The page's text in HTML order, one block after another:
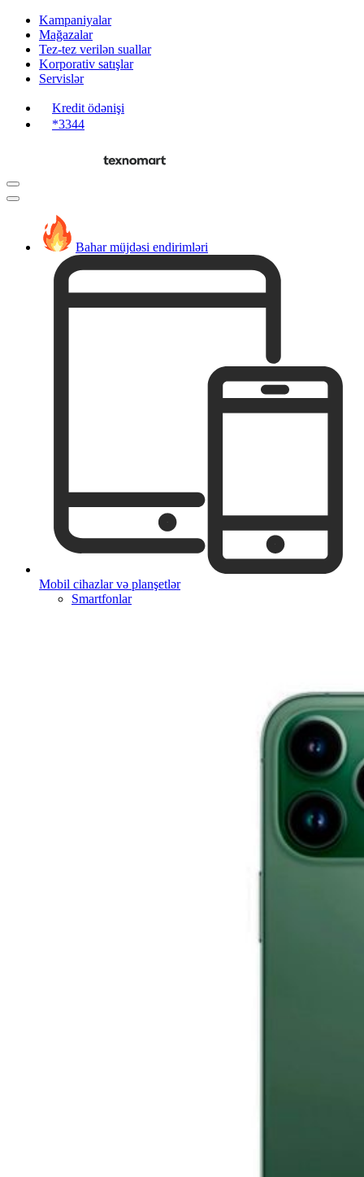
Kampaniyalar
Mağazalar
Tez-tez verilən suallar
Korporativ satışlar
Servislər
Kredit ödənişi
*3344
Bahar müjdəsi endirimləri
Mobil cihazlar və planşetlər
Smartfonlar